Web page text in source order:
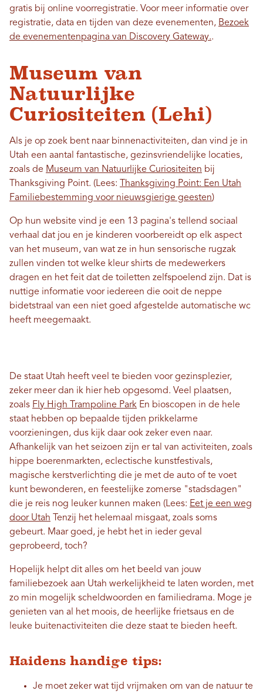
gratis bij online voorregistratie. Voor meer informatie over
registratie, data en tijden van deze evenementen, Bezoek
de evenementenpagina van Discovery Gateway..
Museum van
Natuurlijke
Curiositeiten (Lehi)
Als je op zoek bent naar binnenactiviteiten, dan vind je in
Utah een aantal fantastische, gezinsvriendelijke locaties,
zoals de Museum van Natuurlijke Curiositeiten bij
Thanksgiving Point. (Lees:
Thanksgiving Point: Een Utah
Familiebestemming voor nieuwsgierige geesten)
Op hun website vind je een 13 pagina's tellend sociaal
verhaal dat jou en je kinderen voorbereidt op elk aspect
van het museum, van wat ze in hun sensorische rugzak
zullen vinden tot welke kleur shirts de medewerkers
dragen en het feit dat de toiletten zelfspoelend zijn. Dat is
nuttige informatie voor iedereen die ooit de neppe
bidetstraal van een niet goed afgestelde automatische wc
heeft meegemaakt.
De staat Utah heeft veel te bieden voor gezinsplezier,
zeker meer dan ik hier heb opgesomd. Veel plaatsen,
zoals Fly High Trampoline Park En bioscopen in de hele
staat hebben op bepaalde tijden prikkelarme
voorzieningen, dus kijk daar ook zeker even naar.
Afhankelijk van het seizoen zijn er tal van activiteiten, zoals
hippe boerenmarkten, eclectische kunstfestivals,
magische kerstverlichting die je met de auto of te voet
kunt bewonderen, en feestelijke zomerse "stadsdagen"
die je reis nog leuker kunnen maken (Lees: Eet je een weg
door Utah Tenzij het helemaal misgaat, zoals soms
gebeurt. Maar goed, je hebt het in ieder geval
geprobeerd, toch?
Hopelijk helpt dit alles om het beeld van jouw
familiebezoek aan Utah werkelijkheid te laten worden, met
zo min mogelijk scheldwoorden en familiedrama. Moge je
genieten van al het moois, de heerlijke frietsaus en de
leuke buitenactiviteiten die deze staat te bieden heeft.
Haidens handige tips:
Je moet zeker wat tijd vrijmaken om van de natuur te